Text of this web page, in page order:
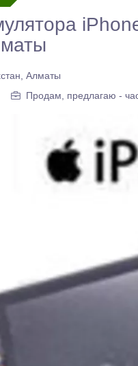
Алматы
Продам, предлагаю -